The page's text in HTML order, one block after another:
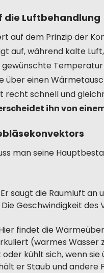
die Luftbehandlung
auf dem Prinzip der
auf, während kalte
über einen
recht schnell und
ihn von
man seine
saugt die Raumluft an
Geschwindigkeit
findet die
(warmes Wasser
kühlt sich, wenn
er Staub und andere